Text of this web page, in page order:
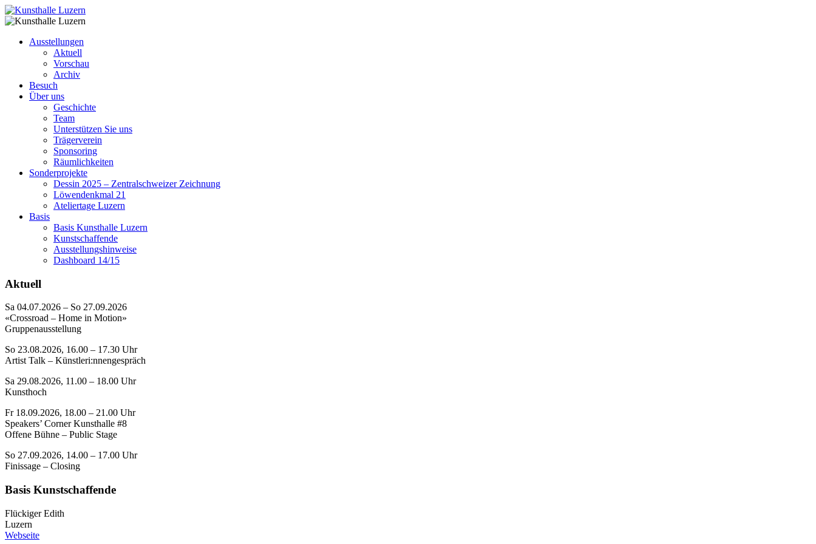
Ausstellungen
Aktuell
Vorschau
Archiv
Besuch
Über uns
Geschichte
Team
Unterstützen Sie uns
Trägerverein
Sponsoring
Räumlichkeiten
Sonderprojekte
Dessin 2025 – Zentralschweizer Zeichnung
Löwendenkmal 21
Ateliertage Luzern
Basis
Basis Kunsthalle Luzern
Kunstschaffende
Ausstellungshinweise
Dashboard 14/15
Aktuell
Sa 04.07.2026 – So 27.09.2026
«Crossroad – Home in Motion»
Gruppenausstellung
So 23.08.2026, 16.00 – 17.30 Uhr
Artist Talk – Künstleri:nnengespräch
Sa 29.08.2026, 11.00 – 18.00 Uhr
Kunsthoch
Fr 18.09.2026, 18.00 – 21.00 Uhr
Speakers’ Corner Kunsthalle #8
Offene Bühne – Public Stage
So 27.09.2026, 14.00 – 17.00 Uhr
Finissage – Closing
Basis Kunstschaffende
Flückiger Edith
Luzern
Webseite